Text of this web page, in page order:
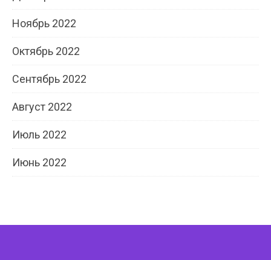
Ноябрь 2022
Октябрь 2022
Сентябрь 2022
Август 2022
Июль 2022
Июнь 2022